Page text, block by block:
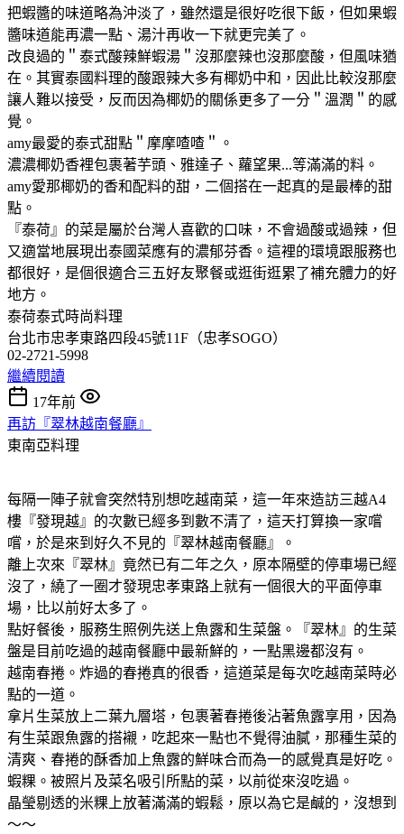
把蝦醬的味道略為沖淡了，雖然還是很好吃很下飯，但如果蝦
醬味道能再濃一點、湯汁再收一下就更完美了。
改良過的＂泰式酸辣鮮蝦湯＂沒那麼辣也沒那麼酸，但風味猶
在。其實泰國料理的酸跟辣大多有椰奶中和，因此比較沒那麼
讓人難以接受，反而因為椰奶的關係更多了一分＂溫潤＂的感
覺。
amy最愛的泰式甜點＂摩摩喳喳＂。
濃濃椰奶香裡包裹著芋頭、雅達子、蘿望果...等滿滿的料。
amy愛那椰奶的香和配料的甜，二個搭在一起真的是最棒的甜
點。
『泰荷』的菜是屬於台灣人喜歡的口味，不會過酸或過辣，但
又適當地展現出泰國菜應有的濃郁芬香。這裡的環境跟服務也
都很好，是個很適合三五好友聚餐或逛街逛累了補充體力的好
地方。
泰荷泰式時尚料理
台北市忠孝東路四段45號11F（忠孝SOGO）
02-2721-5998
繼續閱讀
17年前
再訪『翠林越南餐廳』
東南亞料理
每隔一陣子就會突然特別想吃越南菜，這一年來造訪三越A4
樓『發現越』的次數已經多到數不清了，這天打算換一家嚐
嚐，於是來到好久不見的『翠林越南餐廳』。
離上次來『翠林』竟然已有二年之久，原本隔壁的停車場已經
沒了，繞了一圈才發現忠孝東路上就有一個很大的平面停車
場，比以前好太多了。
點好餐後，服務生照例先送上魚露和生菜盤。『翠林』的生菜
盤是目前吃過的越南餐廳中最新鮮的，一點黑邊都沒有。
越南春捲。炸過的春捲真的很香，這道菜是每次吃越南菜時必
點的一道。
拿片生菜放上二葉九層塔，包裹著春捲後沾著魚露享用，因為
有生菜跟魚露的搭襯，吃起來一點也不覺得油膩，那種生菜的
清爽、春捲的酥香加上魚露的鮮味合而為一的感覺真是好吃。
蝦粿。被照片及菜名吸引所點的菜，以前從來沒吃過。
晶瑩剔透的米粿上放著滿滿的蝦鬆，原以為它是鹹的，沒想到
～～